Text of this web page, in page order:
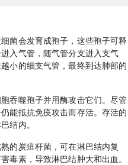
菌会发育成孢子，这些孢子可释
入气管，随气管分支进入支气
小的细支气管，最终到达肺部的
吞噬孢子并用酶攻击它们。尽管
能抵抗免疫攻击而存活。存活的
结内。
的炭疽杆菌，可在淋巴结内复
毒素，导致淋巴结肿大和出血。